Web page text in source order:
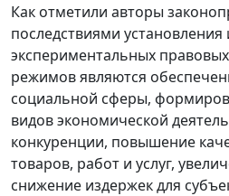
Как отметили авторы
последствиями
экспериментальных правовых
режимов являются
социальной сферы,
видов экономической
конкуренции, повышение
товаров, работ и услуг,
снижение издержек для